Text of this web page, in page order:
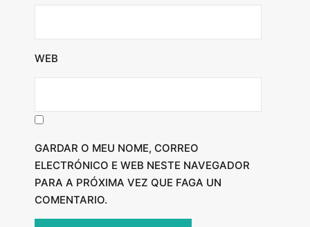
WEB
GARDAR O MEU NOME, CORREO
ELECTRÓNICO E WEB NESTE NAVEGADOR
PARA A PRÓXIMA VEZ QUE FAGA UN
COMENTARIO.